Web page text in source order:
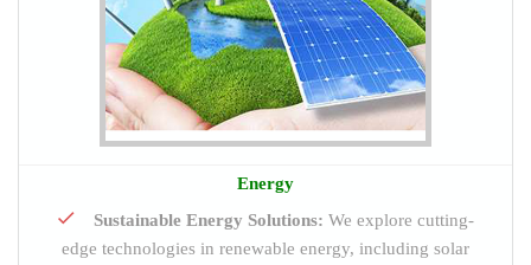
Energy
Sustainable Energy Solutions: We explore cutting-
edge technologies in renewable energy, including solar